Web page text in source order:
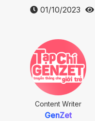
01/10/2023
Content Writer
GenZet